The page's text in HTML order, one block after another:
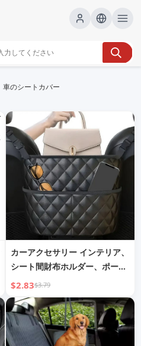
B2B/B2C
用品, wholesale 車のシー
向上のための説明
車のシートカバー
カーアクセサリー インテリア、
シート間財布ホルダー、ポーチ
収納オーガナイザー、車用PU
レザーポケットポーチ、ドア、
窓、コンソール
$2.83$3.79